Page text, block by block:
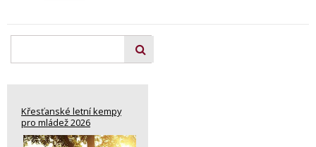
Křesťanské letní kempy
pro mládež 2026